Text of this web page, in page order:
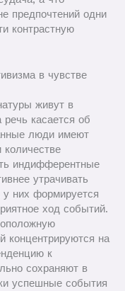
предпочтений одни
контрастную
в чувстве
живут в
касается об
люди имеют
индифферентные
утрачивать
у них формируется
ход событий.
концентрируются на
к
сохраняют в
успешные события